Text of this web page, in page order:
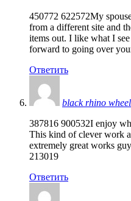
450772 622572My
from a different site and
items out. I like what I
forward to going over
Ответить
black rhino
387816 900532I enjoy
This kind of clever work
extremely great works
213019
Ответить